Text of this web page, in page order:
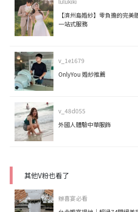
【濟州島婚紗】零負擔的完美
一站式服務
v_1e1679
OnlyYou 婚紗推薦
v_48d055
外國人體驗中華服飾
其他V粉也看了
辦喜宴必看